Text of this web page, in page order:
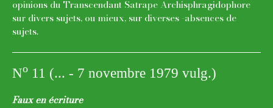
opinions du Transcendant Satrape Archisphragidophore
sur divers sujets, ou mieux, sur diverses -absences de
sujets.
No 11 (... - 7 novembre 1979 vulg.)
Faux en écriture